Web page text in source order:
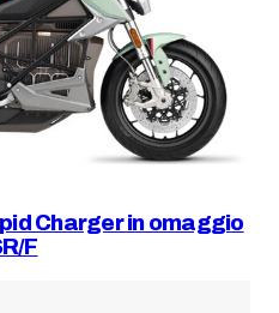
Charger in omaggio
F